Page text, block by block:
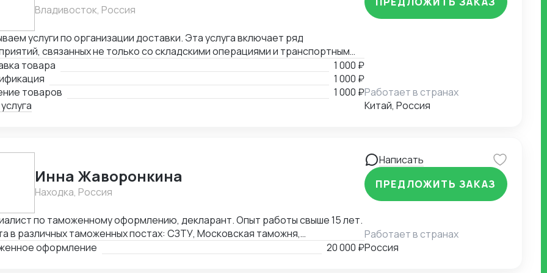
Владивосток, Россия
услуги по организации доставки. Эта услуга включает ряд
связанных не только со складскими операциями и транспортным
В нее также входит таможенное оформление, помощь в
необходимой сопроводительной и разрешительной документации.
товара
1 000 ₽
1 000 ₽
товаров
1 000 ₽Работает в странах
Китай, Россия
Инна Жаворонкина
Находка, Россия
по таможенному оформлению, декларант. Опыт работы свыше 15 лет.
в различных таможенных постах: СЗТУ, Московская таможня,
таможня, Алтайская таможня, Уссурийская таможня,
оформление 20 000 ₽
Написать
ПРЕДЛОЖИТЬ ЗАКАЗ
Работает в странах
Россия